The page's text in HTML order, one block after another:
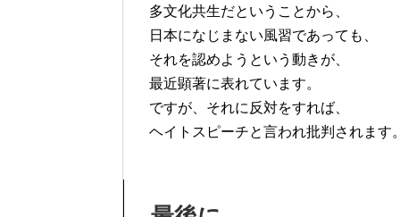
多文化共生だということから、
日本になじまない風習であっても、
それを認めようという動きが、
最近顕著に表れています。
ですが、それに反対をすれば、
ヘイトスピーチと言われ批判されます。